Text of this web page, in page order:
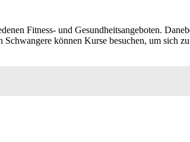
Fitness- und Gesundheitsangeboten.
können Kurse besuchen, um sich